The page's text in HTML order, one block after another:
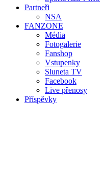
Partneři
NSA
FANZONE
Média
Fotogalerie
Fanshop
Vstupenky
Sluneta TV
Facebook
Live přenosy
Příspěvky